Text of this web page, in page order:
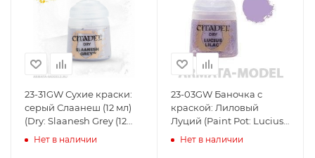
23-31GW Сухие краски:
серый Слаанеш (12 мл)
(Dry: Slaanesh Grey (12
ml)) Citadel
Нет в наличии
23-03GW Баночка с
краской: Лиловый
Луций (Paint Pot: Lucius
Lilac) Citadel
Нет в наличии